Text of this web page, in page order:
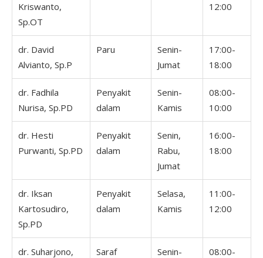
Kriswanto,
Sp.OT
12:00
dr. David
Alvianto, Sp.P
Paru
Senin-
Jumat
17:00-
18:00
dr. Fadhila
Nurisa, Sp.PD
Penyakit
dalam
Senin-
Kamis
08:00-
10:00
dr. Hesti
Purwanti, Sp.PD
Penyakit
dalam
Senin,
Rabu,
Jumat
16:00-
18:00
dr. Iksan
Kartosudiro,
Sp.PD
Penyakit
dalam
Selasa,
Kamis
11:00-
12:00
dr. Suharjono,
Saraf
Senin-
08:00-